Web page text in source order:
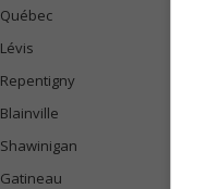
Québec
Lévis
Repentigny
Blainville
Shawinigan
Gatineau